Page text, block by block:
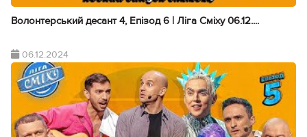
Волонтерський десант 4, Епізод 6 | Ліга Сміху 06.12....
06.12.2024